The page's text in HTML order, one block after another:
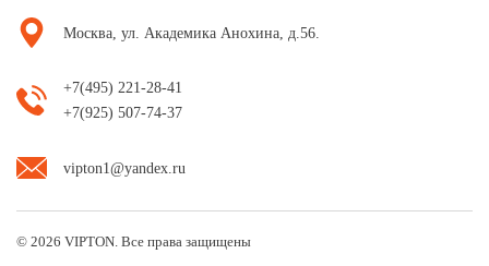
Москва, ул. Академика Анохина, д.56.
+7(495) 221-28-41
+7(925) 507-74-37
vipton1@yandex.ru
© 2026 VIPTON. Все права защищены